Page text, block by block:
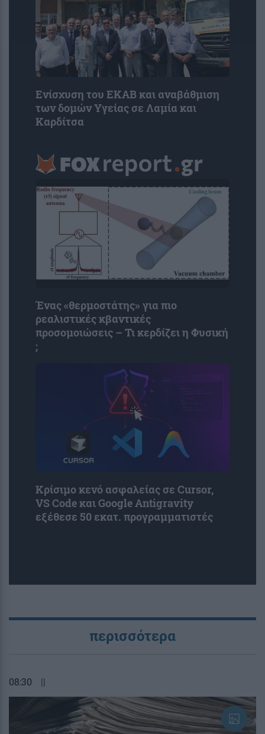
Ενίσχυση του ΕΚΑΒ και αναβάθμιση
των δομών Υγείας σε Λαμία και
Καρδίτσα
Ένας «θερμοστάτης» για πιο
ρεαλιστικές κβαντικές
προσομοιώσεις – Τι κερδίζει η Φυσική
;
Κρίσιμο κενό ασφαλείας σε Cursor,
VS Code και Google Antigravity
εξέθεσε 50 εκατ. προγραμματιστές
περισσότερα
08:30 ||